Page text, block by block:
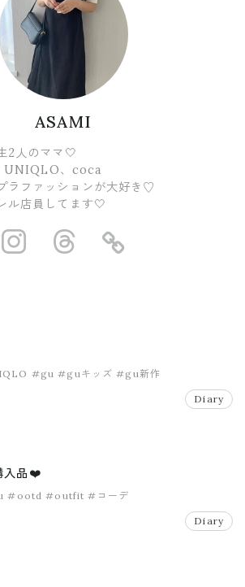
ASAMI
2人のママ🤍
UNIQLO、coca
ラファッションが大好き♡
ル店員してます🤍
https://https://
#gu #guキッズ #gu新作
Diary
入品❤️
#ootd #outfit #コーデ
Diary